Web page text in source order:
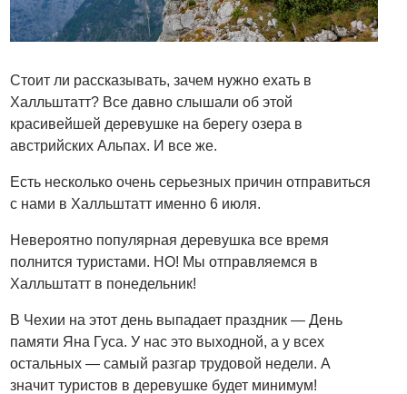
Стоит ли рассказывать, зачем нужно ехать в
Халльштатт? Все давно слышали об этой
красивейшей деревушке на берегу озера в
австрийских Альпах. И все же.
Есть несколько очень серьезных причин отправиться
с нами в Халльштатт именно 6 июля.
Невероятно популярная деревушка все время
полнится туристами. НО! Мы отправляемся в
Халльштатт в понедельник!
В Чехии на этот день выпадает праздник — День
памяти Яна Гуса. У нас это выходной, а у всех
остальных — самый разгар трудовой недели. А
значит туристов в деревушке будет минимум!